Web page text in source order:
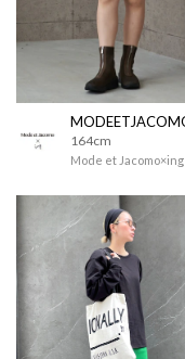
164cm
Mode et Jacomo×ing